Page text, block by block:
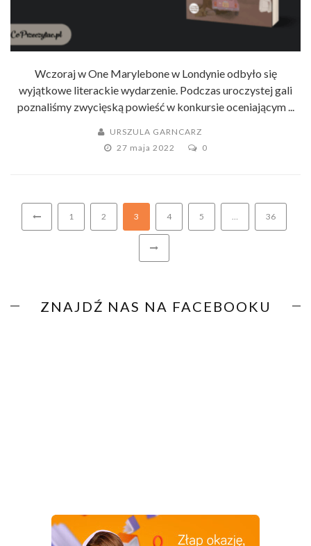
Wczoraj w One Marylebone w Londynie odbyło się
wyjątkowe literackie wydarzenie. Podczas uroczystej gali
poznaliśmy zwycięską powieść w konkursie oceniającym ...
URSZULA GARNCARZ
27 maja 2022
0
1 2 3 4 5 36
ZNAJDŹ NAS NA FACEBOOKU